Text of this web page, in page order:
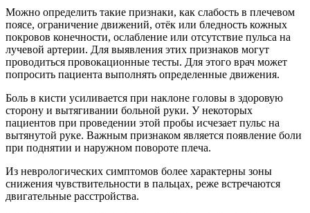
Можно определить такие признаки, как слабость в плечевом
поясе, ограничение движений, отёк или бледность кожных
покровов конечности, ослабление или отсутствие пульса на
лучевой артерии. Для выявления этих признаков могут
проводиться провокационные тесты. Для этого врач может
попросить пациента выполнять определенные движения.
Боль в кисти усиливается при наклоне головы в здоровую
сторону и вытягивании больной руки. У некоторых
пациентов при проведении этой пробы исчезает пульс на
вытянутой руке. Важным признаком является появление боли
при поднятии и наружном повороте плеча.
Из неврологических симптомов более характерны зоны
снижения чувствительности в пальцах, реже встречаются
двигательные расстройства.